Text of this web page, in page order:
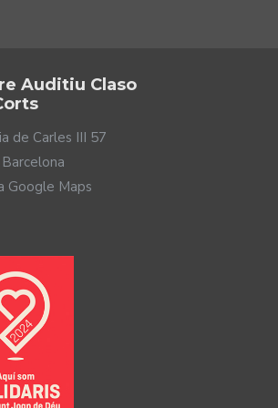
et sentis completament
a mida perquè et resultin
en un sol aparell.
Auditiu Claso
de Carles III 57
Google Maps